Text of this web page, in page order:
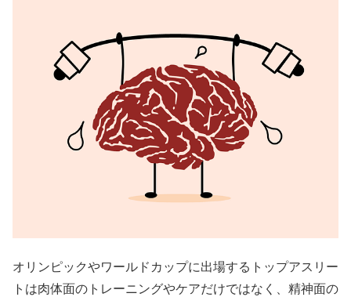
オリンピックやワールドカップに出場するトップアスリー
トは肉体面のトレーニングやケアだけではなく、精神面の